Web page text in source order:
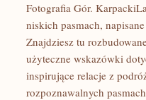
Fotografia Gór.
niskich pasmach,
Znajdziesz tu
użyteczne wskazówki
inspirujące relacje z
rozpoznawalnych